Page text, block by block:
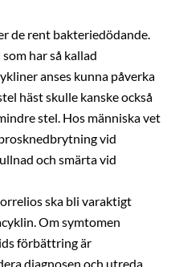
de rent bakteriedödande.
har så kallad
anses kunna påverka
häst skulle kanske också
stel. Hos människa vet
vid
och smärta vid
ska bli varaktigt
Om symtomen
förbättring är
diagnosen och utreda